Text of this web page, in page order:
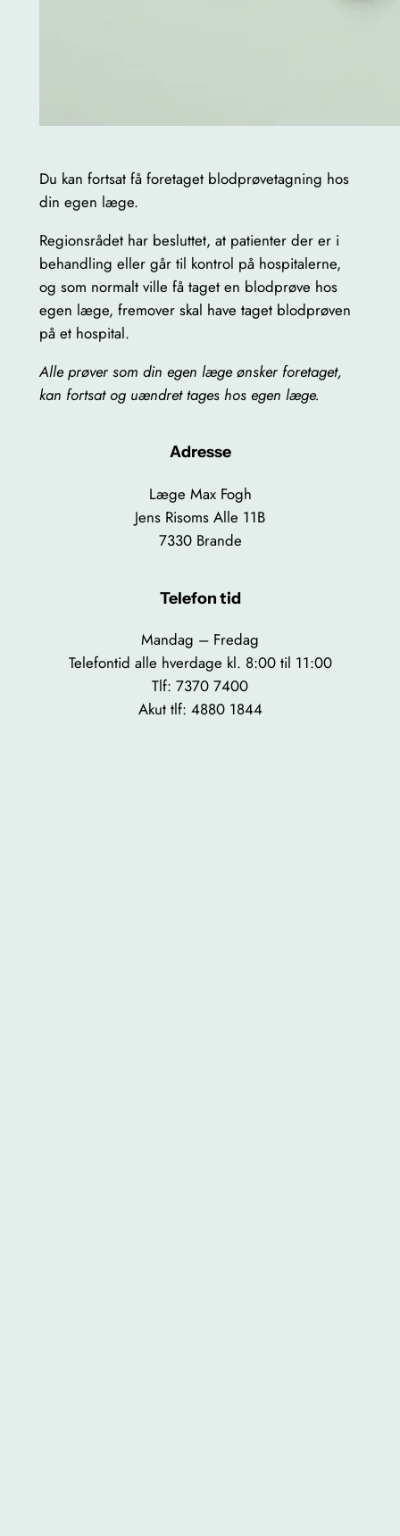
Du kan fortsat få foretaget blodprøvetagning hos
din egen læge.
Regionsrådet har besluttet, at patienter der er i
behandling eller går til kontrol på hospitalerne,
og som normalt ville få taget en blodprøve hos
egen læge, fremover skal have taget blodprøven
på et hospital.
Alle prøver som din egen læge ønsker foretaget,
kan fortsat og uændret tages hos egen læge.
Adresse
Læge Max Fogh
Jens Risoms Alle 11B
7330 Brande
Telefon tid
Mandag – Fredag
Telefontid alle hverdage kl. 8:00 til 11:00
Tlf: 7370 7400
Akut tlf: 4880 1844